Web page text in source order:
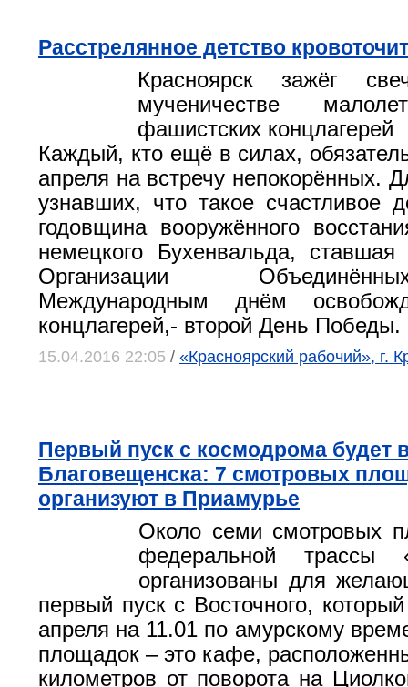
Расстрелянное детство кровоточит
Красноярск зажёг
мученичестве
фашистских концлагерей
Каждый, кто ещё в силах,
апреля на встречу непокорённых.
узнавших, что такое счастливое
годовщина вооружённого
немецкого Бухенвальда, ставшая
Организации
Международным днём
концлагерей,- второй День Победы.
15.04.2016 22:05 / «Красноярский рабочий», г.
Первый пуск с космодрома будет
Благовещенска: 7 смотровых
организуют в Приамурье
Около семи смотровых
федеральной трассы
организованы для
первый пуск с Восточного,
апреля на 11.01 по амурскому
площадок – это кафе,
километров от поворота на